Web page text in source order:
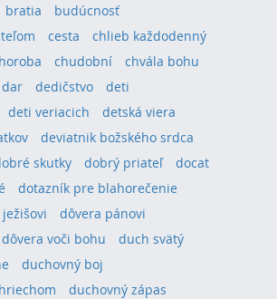
bratia
budúcnosť
cesta
chlieb každodenný
chudobní
chvála bohu
dar dedičstvo
deti
deti veriacich
detská viera
deviatnik božského srdca
skutky dobrý priateľ
docat
dotazník pre blahorečenie
dôvera pánovi
dôvera voči bohu
duch svätý
duchovný boj
duchovný zápas